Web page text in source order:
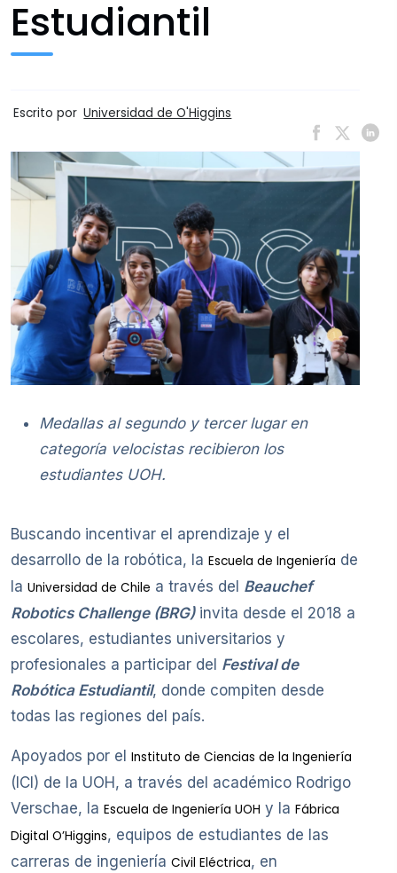
Estudiantil
Escrito por Universidad de O'Higgins
Medallas al segundo y tercer lugar en
categoría velocistas recibieron los
estudiantes UOH.
Buscando incentivar el aprendizaje y el
desarrollo de la robótica, la Escuela de Ingeniería de
la Universidad de Chile a través del Beauchef
Robotics Challenge (BRG)invita desde el 2018 a
escolares, estudiantes universitarios y
profesionales a participar del Festival de
Robótica Estudiantil, donde compiten desde
todas las regiones del país.
Apoyados por el Instituto de Ciencias de la Ingeniería
(ICI) de la UOH, a través del académico Rodrigo
Verschae, la Escuela de Ingeniería UOH y la Fábrica
Digital O’Higgins, equipos de estudiantes de las
carreras de ingeniería Civil Eléctrica, en